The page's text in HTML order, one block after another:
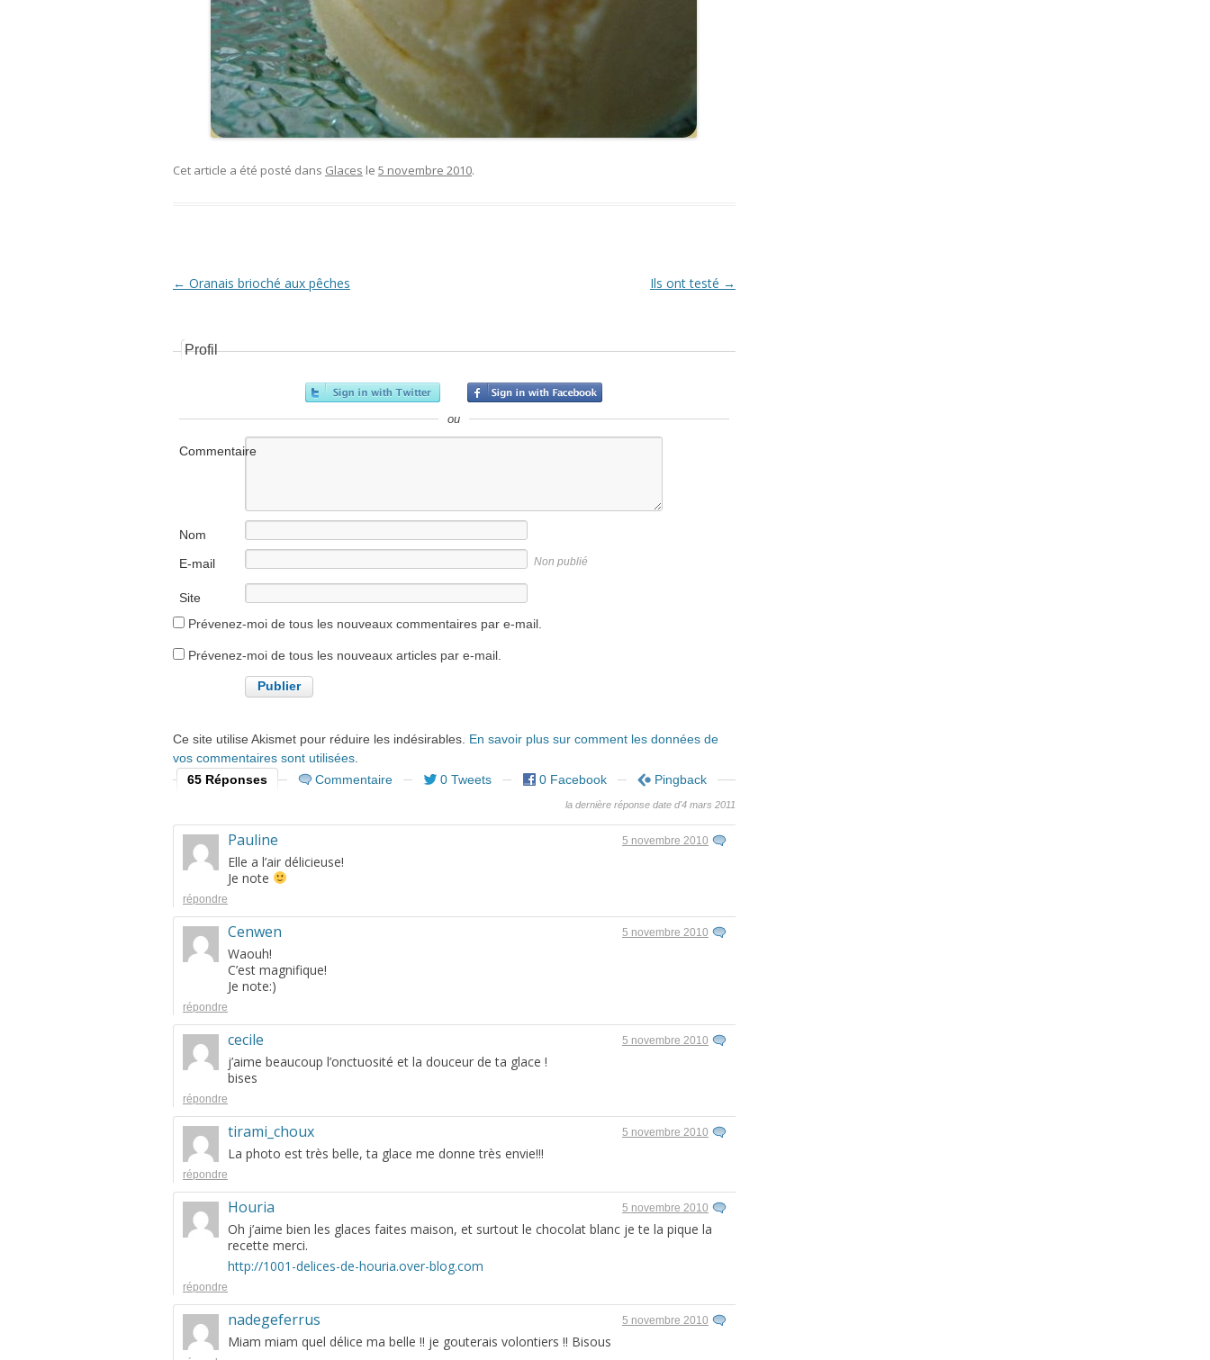
Cet article a été posté dans Glaces le 5 novembre 2010.
Navigation Article
← Oranais brioché aux pêches Ils ont testé →
Profil
ou
Commentaire
Nom
E-mail
Non publié
Site
internet
Prévenez-moi de tous les nouveaux commentaires par e-mail.
Prévenez-moi de tous les nouveaux articles par e-mail.
Ce site utilise Akismet pour réduire les indésirables. En savoir plus sur comment les données de
vos commentaires sont utilisées
65 Réponses
Commentaire 0 Tweets 0 Facebook Pingback
la dernière réponse date d'4 mars 2011
Pauline 5 novembre 2010
Elle a l’air délicieuse!
Je note
répondre
Cenwen 5 novembre 2010
Waouh!
C’est magnifique!
Je note:)
répondre
cecile 5 novembre 2010
j’aime beaucoup l’onctuosité et la douceur de ta glace !
bises
répondre
tirami_choux 5 novembre 2010
La photo est très belle, ta glace me donne très envie!!!
répondre
Houria 5 novembre 2010
Oh j’aime bien les glaces faites maison, et surtout le chocolat blanc je te la pique la
recette merci.
http://1001-delices-de-houria.over-blog.com
répondre
nadegeferrus 5 novembre 2010
Miam miam quel délice ma belle !! je gouterais volontiers !! Bisous